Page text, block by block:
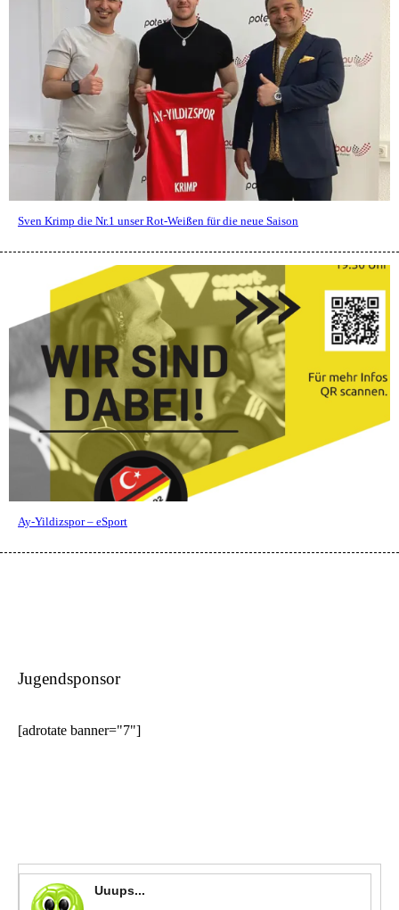
Sven Krimp die Nr.1 unser Rot-Weißen für die neue Saison
Ay-Yildizspor – eSport
Jugendsponsor
[adrotate banner="7"]